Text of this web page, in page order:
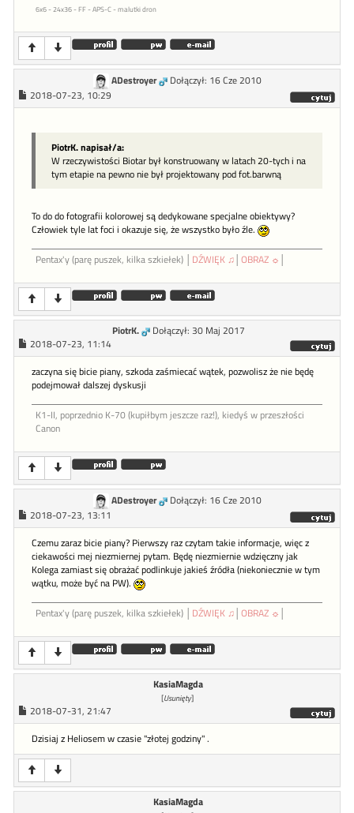
6x6 - 24x36 - FF - APS-C - malutki dron
ADestroyer
Dołączył: 16 Cze 2010
2018-07-23, 10:29
PiotrK. napisał/a:
W rzeczywistości Biotar był konstruowany w latach 20-tych i na
tym etapie na pewno nie był projektowany pod fot.barwną
To do do fotografii kolorowej są dedykowane specjalne obiektywy?
Człowiek tyle lat foci i okazuje się, że wszystko było źle.
Pentax'y (parę puszek, kilka szkiełek) │ DŹWIĘK ♫ OBRAZ ☼
PiotrK.
Dołączył: 30 Maj 2017
2018-07-23, 11:14
zaczyna się bicie piany, szkoda zaśmiecać wątek, pozwolisz że nie będę
podejmował dalszej dyskusji
K1-II, poprzednio K-70 (kupiłbym jeszcze raz!), kiedyś w przeszłości
Canon
ADestroyer
Dołączył: 16 Cze 2010
2018-07-23, 13:11
Czemu zaraz bicie piany? Pierwszy raz czytam takie informacje, więc z
ciekawości mej niezmiernej pytam. Będę niezmiernie wdzięczny jak
Kolega zamiast się obrażać podlinkuje jakieś źródła (niekoniecznie w tym
wątku, może być na PW).
Pentax'y (parę puszek, kilka szkiełek) │ DŹWIĘK ♫ OBRAZ ☼
KasiaMagda
[Usunięty]
2018-07-31, 21:47
Dzisiaj z Heliosem w czasie "złotej godziny" .
KasiaMagda